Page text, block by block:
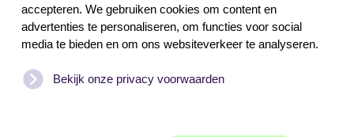
accepteren. We gebruiken cookies om content en
advertenties te personaliseren, om functies voor social
media te bieden en om ons websiteverkeer te analyseren.
Bekijk onze privacy voorwaarden
Blijf op koers